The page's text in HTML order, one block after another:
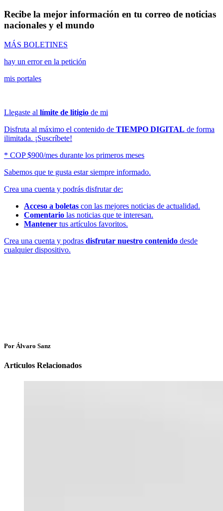
Recibe la mejor información en tu correo de noticias
nacionales y el mundo
MÁS BOLETINES
hay un error en la petición
mis portales
Llegaste al límite de litigio de mi
Disfruta al máximo el contenido de TIEMPO DIGITAL de forma
ilimitada. ¡Suscríbete!
* COP $900/mes durante los primeros meses
Sabemos que te gusta estar siempre informado.
Crea una cuenta y podrás disfrutar de:
Acceso a boletas con las mejores noticias de actualidad.
Comentario las noticias que te interesan.
Mantener tus artículos favoritos.
Crea una cuenta y podras disfrutar nuestro contenido desde
cualquier dispositivo.
Por Álvaro Sanz
Articulos Relacionados